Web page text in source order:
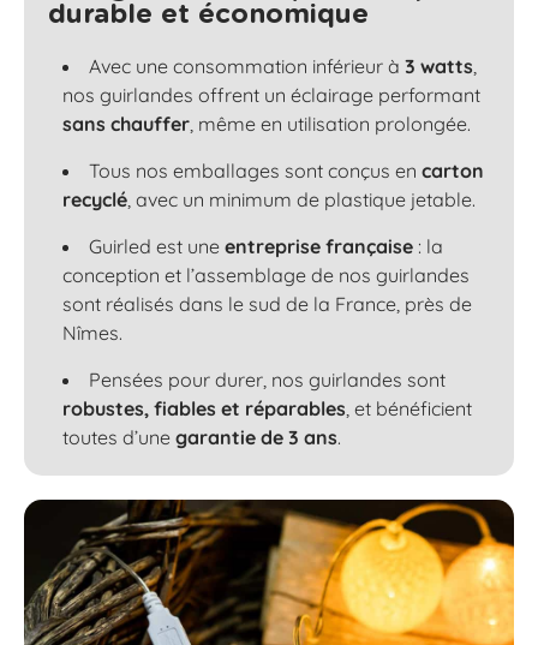
durable et économique
Avec une consommation inférieur à 3 watts,
nos guirlandes offrent un éclairage performant
sans chauffer, même en utilisation prolongée.
Tous nos emballages sont conçus en carton
recyclé, avec un minimum de plastique jetable.
Guirled est une entreprise française : la
conception et l’assemblage de nos guirlandes
sont réalisés dans le sud de la France, près de
Nîmes.
Pensées pour durer, nos guirlandes sont
robustes, fiables et réparables, et bénéficient
toutes d’une garantie de 3 ans.